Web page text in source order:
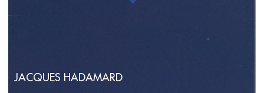
JACQUES HADAMARD